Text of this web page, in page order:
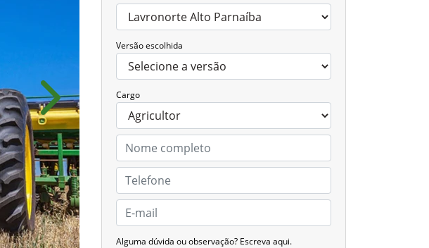
Versão escolhida
Cargo
Alguma dúvida ou observação? Escreva aqui.
Próximo